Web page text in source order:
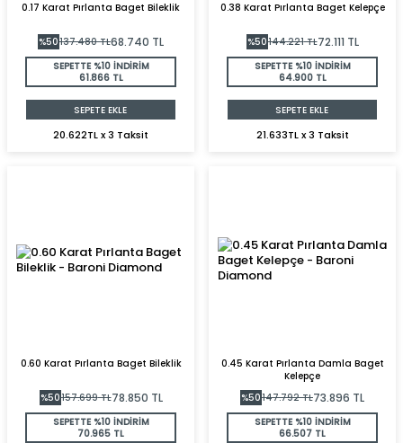
0.17 Karat Pırlanta Baget Bileklik
%50137.480TL68.740 TL
SEPETTE %10 İNDİRİM
61.866 TL
SEPETE EKLE
20.622TL x 3 Taksit
0.38 Karat Pırlanta Baget Kelepçe
%50144.221TL72.111 TL
SEPETTE %10 İNDİRİM
64.900 TL
SEPETE EKLE
21.633TL x 3 Taksit
0.60 Karat Pırlanta Baget Bileklik
%50157.699TL78.850 TL
SEPETTE %10 İNDİRİM
70.965 TL
0.45 Karat Pırlanta Damla Baget
Kelepçe
%50147.792TL73.896 TL
SEPETTE %10 İNDİRİM
66.507 TL